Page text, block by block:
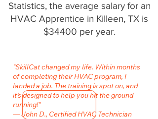
Statistics, the average salary for an
HVAC Apprentice in Killeen, TX is
$34400 per year.
"SkillCat changed my life. Within months
of completing their HVAC program, I
landed a job. The training is spot on, and
it’s designed to help you hit the ground
running!"
— John D., Certified HVAC Technician